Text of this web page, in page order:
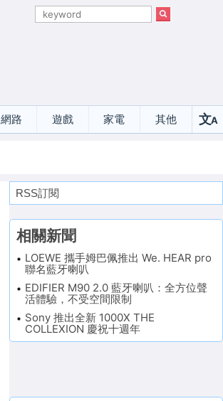
網路 遊戲 家電 其他 文A
RSS訂閱
相關新聞
LOEWE 攜手姆巴佩推出 We. HEAR pro
聯名藍牙喇叭
EDIFIER M90 2.0 藍牙喇叭：全方位聲
活體驗，不受空間限制
Sony 推出全新 1000X THE
COLLEXION 慶祝十週年